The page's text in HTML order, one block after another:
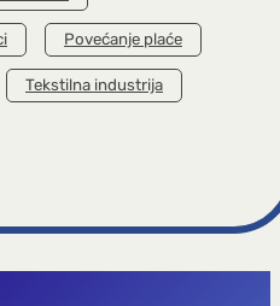
Povećanje plaće
Tekstilna industrija